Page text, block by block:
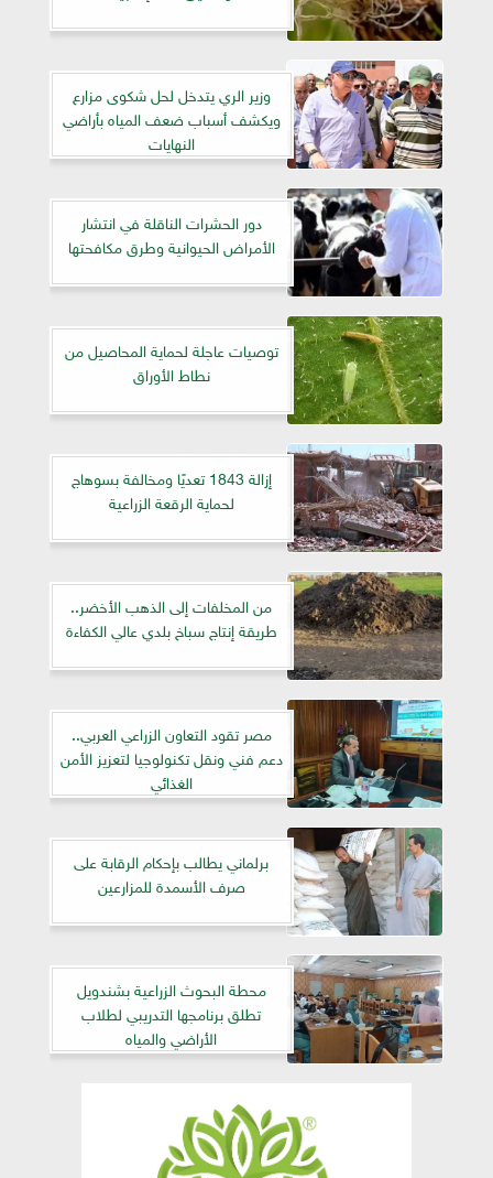
وزير الري يتدخل لحل شكوى مزارع
ويكشف أسباب ضعف المياه بأراضي
النهايات
دور الحشرات الناقلة في انتشار
الأمراض الحيوانية وطرق مكافحتها
توصيات عاجلة لحماية المحاصيل من
نطاط الأوراق
إزالة 1843 تعديًا ومخالفة بسوهاج
لحماية الرقعة الزراعية
من المخلفات إلى الذهب الأخضر..
طريقة إنتاج سباخ بلدي عالي الكفاءة
مصر تقود التعاون الزراعي العربي..
دعم فني ونقل تكنولوجيا لتعزيز الأمن
الغذائي
برلماني يطالب بإحكام الرقابة على
صرف الأسمدة للمزارعين
محطة البحوث الزراعية بشندويل
تطلق برنامجها التدريبي لطلاب
الأراضي والمياه